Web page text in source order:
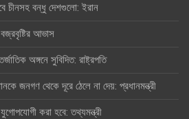
চীনসহ বন্ধু দেশগুলো: ইরান
আভাস
অঙ্গনে সুবিদিত: রাষ্ট্রপতি
জনগণ থেকে দূরে ঠেলে না দেয়: প্রধানমন্ত্রী
করা হবে: তথ্যমন্ত্রী